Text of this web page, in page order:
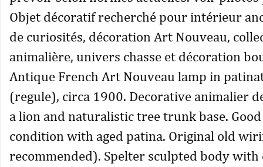
Objet décoratif recherché pour intérieur
de curiosités, décoration Art Nouveau,
animalière, univers chasse et décoration
Antique French Art Nouveau lamp in
(regule), circa 1900. Decorative animalier
a lion and naturalistic tree trunk base.
condition with aged patina. Original old
recommended). Spelter sculpted body